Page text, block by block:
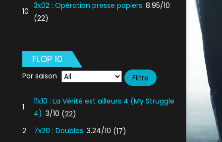
10
3x02 : Opération presse papiers 8.95/10
(22)
FLOP 10
Par saison
1
11x10 : La Vérité est ailleurs 4 (My Struggle
4) 3/10 (22)
2
7x20 : Doubles 3.24/10 (17)